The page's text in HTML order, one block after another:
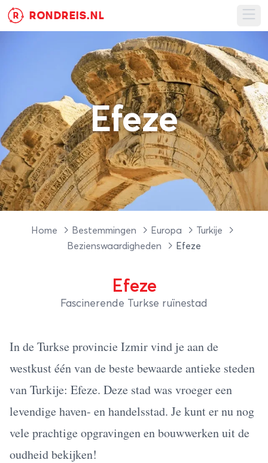
R RONDREIS.NL
Efeze
Home Bestemmingen Europa
Turkije
Bezienswaardigheden
Efeze
Efeze
Fascinerende Turkse ruïnestad
In de Turkse provincie Izmir vind je aan de
westkust één van de beste bewaarde antieke steden
van Turkije: Efeze. Deze stad was vroeger een
levendige haven- en handelsstad. Je kunt er nu nog
vele prachtige opgravingen en bouwwerken uit de
oudheid bekijken!